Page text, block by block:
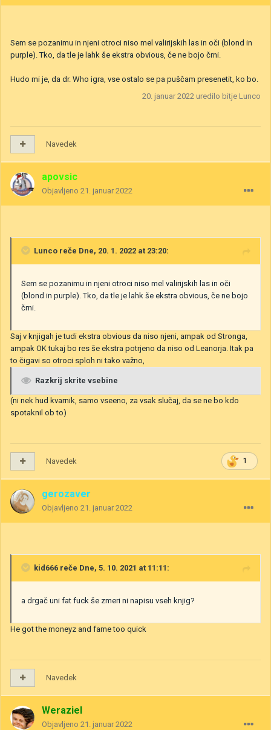
Sem se pozanimu in njeni otroci niso mel valirijskih las in oči (blond in
purple). Tko, da tle je lahk še ekstra obvious, če ne bojo črni.
Hudo mi je, da dr. Who igra, vse ostalo se pa puščam presenetit, ko bo.
20. januar 2022 uredilo bitje Lunco
Navedek
apovsic
Objavljeno 21. januar 2022
Lunco reče Dne, 20. 1. 2022 at 23:20:
Sem se pozanimu in njeni otroci niso mel valirijskih las in oči
(blond in purple). Tko, da tle je lahk še ekstra obvious, če ne bojo
črni.
Saj v knjigah je tudi ekstra obvious da niso njeni, ampak od Stronga,
ampak OK tukaj bo res še ekstra potrjeno da niso od Leanorja. Itak pa
to čigavi so otroci sploh ni tako važno,
Razkrij skrite vsebine
(ni nek hud kvarnik, samo vseeno, za vsak slučaj, da se ne bo kdo
spotaknil ob to)
1
Navedek
gerozaver
Objavljeno 21. januar 2022
kid666 reče Dne, 5. 10. 2021 at 11:11:
a drgač uni fat fuck še zmeri ni napisu vseh knjig?
He got the moneyz and fame too quick
Navedek
Weraziel
Objavljeno 21. januar 2022